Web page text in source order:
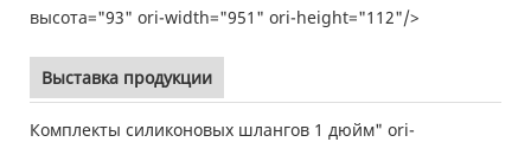
высота="93" ori-width="951" ori-height="112"/>
Выставка продукции
Комплекты силиконовых шлангов 1 дюйм" ori-